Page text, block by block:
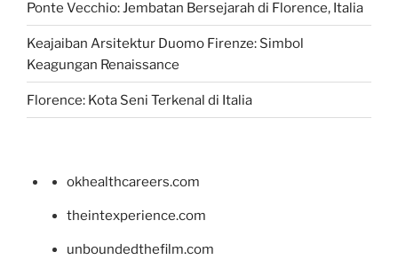
Ponte Vecchio: Jembatan Bersejarah di Florence, Italia
Keajaiban Arsitektur Duomo Firenze: Simbol
Keagungan Renaissance
Florence: Kota Seni Terkenal di Italia
okhealthcareers.com
theintexperience.com
unboundedthefilm.com